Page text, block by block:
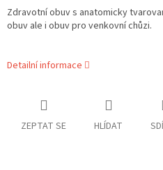
Zdravotní obuv s anatomicky
obuv ale i obuv pro venkovní chůzi.
Detailní informace
ZEPTAT SE HLÍDAT